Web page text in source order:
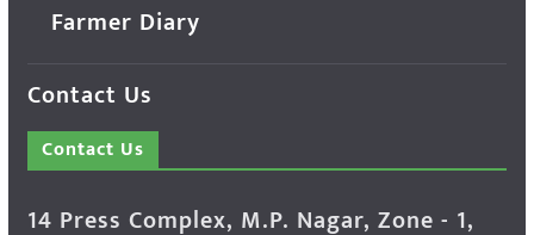
Farmer Diary
Contact Us
Contact Us
14 Press Complex, M.P. Nagar, Zone - 1,